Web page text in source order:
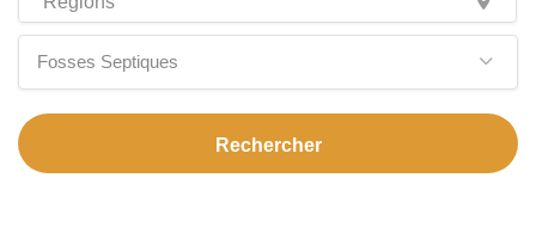
Fosses Septiques